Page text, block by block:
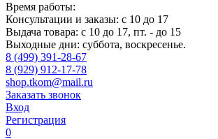
Время работы:
Консультации и заказы: с 10 до 17
Выдача товара: с 10 до 17, пт. - до 15
Выходные дни: суббота, воскресенье.
8 (499) 391-28-67
8 (929) 912-17-78
shop.tkom@mail.ru
Заказать звонок
Вход
Регистрация
0